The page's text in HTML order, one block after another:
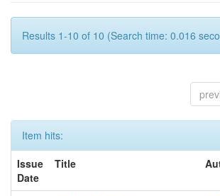
Results 1-10 of 10 (Search time: 0.016
Item hits:
Issue
Date
Title